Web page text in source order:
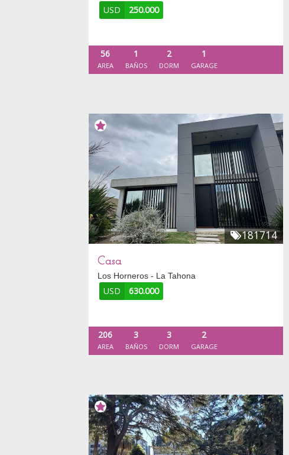
USD 250.000
56
AREA
1
BAÑOS
2
DORM
1
GARAGE
181714
Casa
Los Horneros - La Tahona
USD 630.000
206
AREA
3
BAÑOS
3
DORM
2
GARAGE